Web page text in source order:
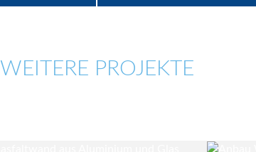
WEITERE PROJEKTE